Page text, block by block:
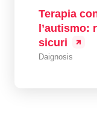
Terapia
sicuri
Daignosis